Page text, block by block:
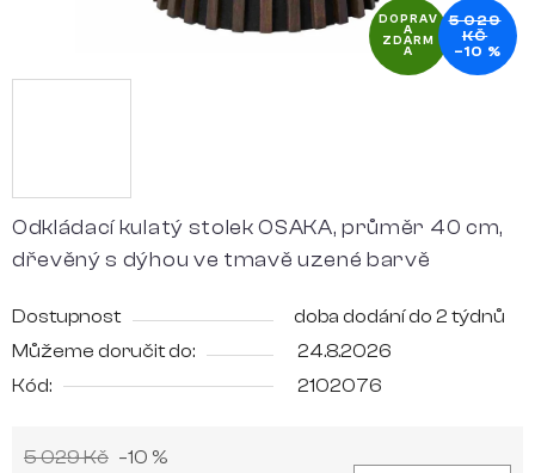
Odkládací kulatý stolek OSAKA, průměr 40 cm,
dřevěný s dýhou ve tmavě uzené barvě
Dostupnost
doba dodání do 2 týdnů
Můžeme doručit do:
24.8.2026
Kód:
2102076
5 029 Kč –10 %
DOPRAV
A
ZDARM
A
5 029
KČ
–10 %